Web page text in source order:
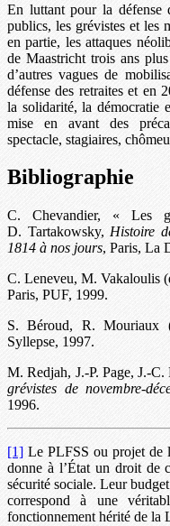
En luttant pour la défense
publics, les grévistes et les
en partie, les attaques
de Maastricht trois ans
d’autres vagues de
défense des retraites et en
la solidarité, la démocratie
mise en avant des
spectacle, stagiaires,
Bibliographie
C. Chevandier, « Les
D. Tartakowsky, Histoire
1814 à nos jours, Paris, La
C. Leneveu, M. Vakaloulis
Paris, PUF, 1999.
S. Béroud, R. Mouriaux
Syllepse, 1997.
M. Redjah, J.-P. Page, J.-C.
grévistes de novembre-
1996.
[1] Le PLFSS ou projet de
donne à l’État un droit de
sécurité sociale. Leur
correspond à une
fonctionnement hérité de la